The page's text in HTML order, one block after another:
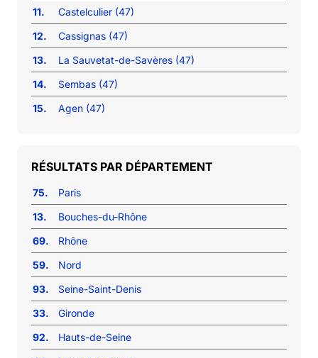
11.
Castelculier (47)
12.
Cassignas (47)
13.
La Sauvetat-de-Savères (47)
14.
Sembas (47)
15.
Agen (47)
RÉSULTATS PAR DÉPARTEMENT
75.
Paris
13.
Bouches-du-Rhône
69.
Rhône
59.
Nord
93.
Seine-Saint-Denis
33.
Gironde
92.
Hauts-de-Seine